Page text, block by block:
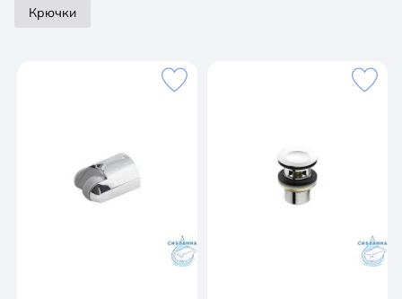
вытаскивается из корпуса для уборки, моется
к умывальникам IDDIS® – 3 года.
Крючки